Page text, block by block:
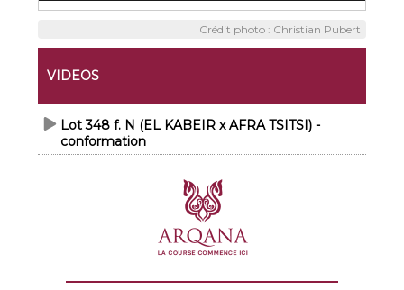
Crédit photo : Christian Pubert
VIDEOS
Lot 348 f. N (EL KABEIR x AFRA TSITSI) -
conformation